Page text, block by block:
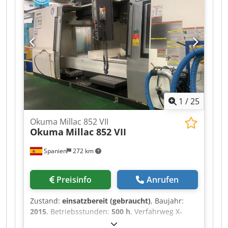
1 /25
Spanien 272 km
Okuma Millac 852 VII
Okuma Millac 852 VII
Preisinfo Anrufen
Zustand: einsatzbereit (gebraucht), Baujahr:
2015, Betriebsstunden: 500 h, Verfahrweg X-
, Verfahrweg Y-Achse: